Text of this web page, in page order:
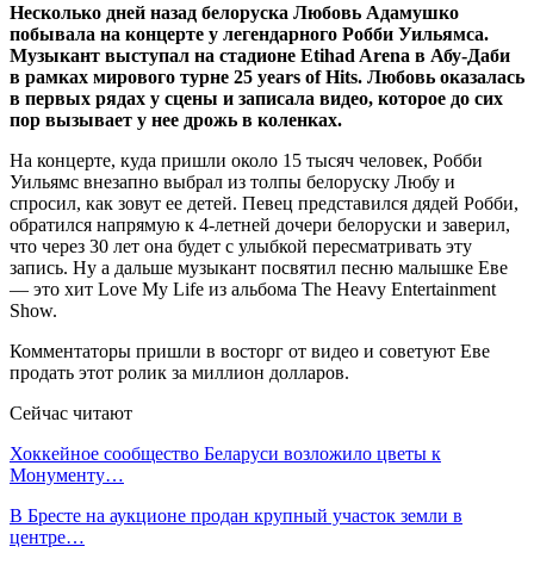
Несколько дней назад белоруска Любовь Адамушко
побывала на концерте у легендарного Робби Уильямса.
Музыкант выступал на стадионе Etihad Arena в Абу-Даби
в рамках мирового турне 25 years of Hits. Любовь оказалась
в первых рядах у сцены и записала видео, которое до сих
пор вызывает у нее дрожь в коленках.
На концерте, куда пришли около 15 тысяч человек, Робби
Уильямс внезапно выбрал из толпы белоруску Любу и
cпросил, как зовут ее детей. Певец представился дядей Робби,
обратился напрямую к 4-летней дочери белоруски и заверил,
что через 30 лет она будет с улыбкой пересматривать эту
запись. Ну а дальше музыкант посвятил песню малышке Еве
— это хит Love My Life из альбома The Heavy Entertainment
Show.
Комментаторы пришли в восторг от видео и советуют Еве
продать этот ролик за миллион долларов.
Сейчас читают
Хоккейное сообщество Беларуси возложило цветы к
Монументу…
В Бресте на аукционе продан крупный участок земли в
центре…